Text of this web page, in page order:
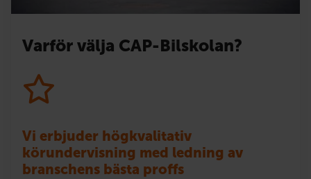
Varför välja CAP-Bilskolan?
Vi erbjuder högkvalitativ
körundervisning med ledning av
branschens bästa proffs